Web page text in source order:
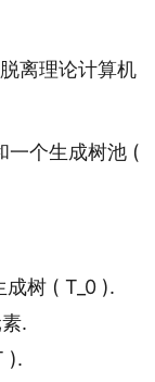
离理论计算机
一个生成树池 (
成树 ( T_0 ).
.
).